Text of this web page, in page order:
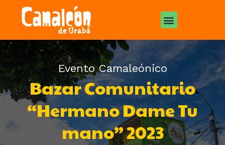
Evento Camaleónico
Bazar Comunitario
“Hermano Dame Tu
mano” 2023